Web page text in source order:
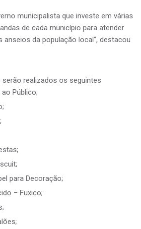
municipalista que investe em várias
de cada município para atender
da população local”, destacou
serão realizados os seguintes
Público;
para Decoração;
– Fuxico;